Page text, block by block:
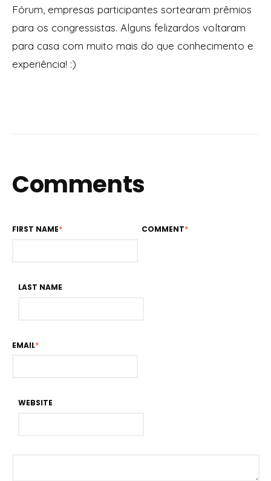
Fórum, empresas participantes sortearam prêmios
para os congressistas. Alguns felizardos voltaram
para casa com muito mais do que conhecimento e
experiência! :)
Comments
FIRST NAME*
LAST NAME
EMAIL*
WEBSITE
COMMENT*